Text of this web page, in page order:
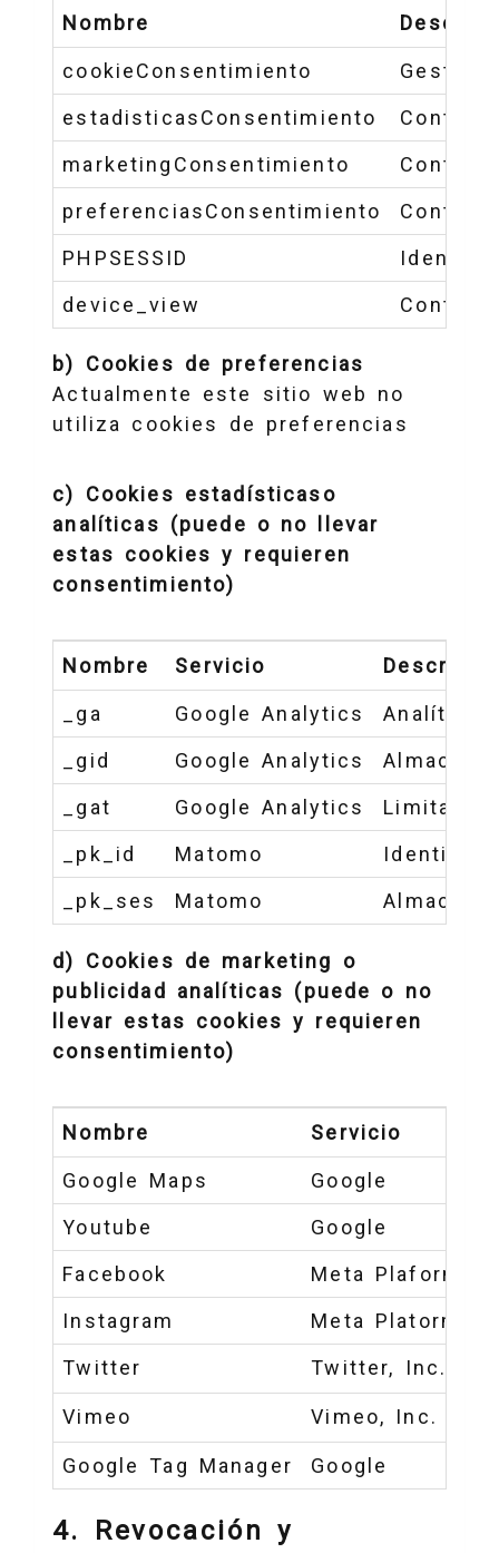
Nombre
cookieConsentimiento
estadisticasConsentimiento
marketingConsentimiento
preferenciasConsentimiento
PHPSESSID
device_view
b) Cookies de preferencias
Actualmente este sitio web no
utiliza cookies de preferencias
c) Cookies estadísticaso
analíticas (puede o no llevar
estas cookies y requieren
consentimiento)
Nombre Servicio
_ga Google Analytics
Analítica
_gid
Google Analytics
_gat
Google Analytics
Limita la
_pk_id
Matomo
Identifica
_pk_ses
Matomo
d) Cookies de marketing o
publicidad analíticas (puede o no
llevar estas cookies y requieren
consentimiento)
Nombre Servicio
Google Maps
Google
Youtube
Google
Facebook
Meta Plaforms
Instagram
Meta Platorms,
Twitter
Twitter, Inc.
Vimeo Vimeo, Inc.
Google Tag Manager Google
4. Revocación y